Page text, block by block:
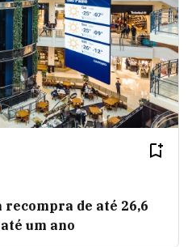
recompra de até 26,6
um ano